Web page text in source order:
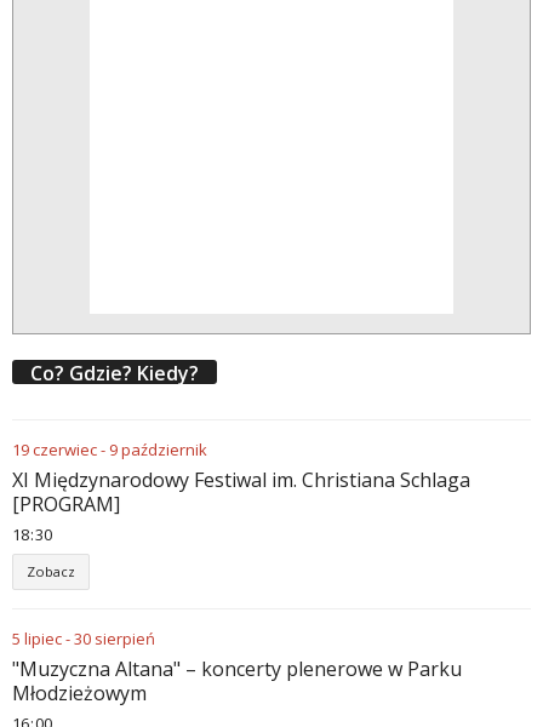
Co? Gdzie? Kiedy?
19czerwiec- 9październik
XI Międzynarodowy Festiwal im. Christiana Schlaga
[PROGRAM]
18:30
Zobacz
5 lipiec-30 sierpień
"Muzyczna Altana" – koncerty plenerowe w Parku
Młodzieżowym